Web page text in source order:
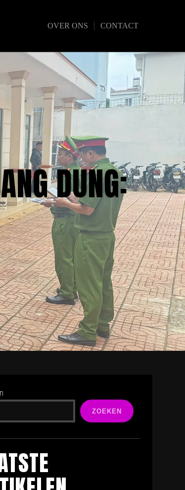
OVER ONS CONTACT
DUNG:
ZOEKEN